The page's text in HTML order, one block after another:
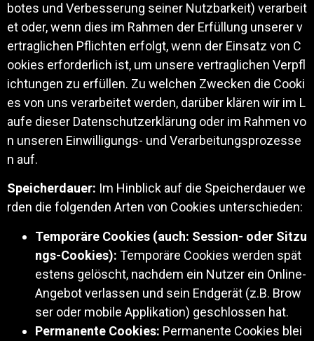
botes und Verbesserung seiner Nutzbarkeit) verarbeit
et oder, wenn dies im Rahmen der Erfüllung unserer v
ertraglichen Pflichten erfolgt, wenn der Einsatz von C
ookies erforderlich ist, um unsere vertraglichen Verpfl
ichtungen zu erfüllen. Zu welchen Zwecken die Cooki
es von uns verarbeitet werden, darüber klären wir im L
aufe dieser Datenschutzerklärung oder im Rahmen vo
n unseren Einwilligungs- und Verarbeitungsprozesse
n auf.
Speicherdauer: Im Hinblick auf die Speicherdauer we
rden die folgenden Arten von Cookies unterschieden:
Temporäre Cookies (auch: Session- oder Sitzu
ngs-Cookies): Temporäre Cookies werden spät
estens gelöscht, nachdem ein Nutzer ein Online-
Angebot verlassen und sein Endgerät (z.B. Brow
ser oder mobile Applikation) geschlossen hat.
Permanente Cookies: Permanente Cookies blei